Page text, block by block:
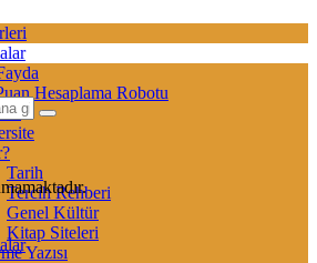
Hesaplama Robotu
Tarih
Tercih Rehberi
Genel Kültür
Kitap Siteleri
Yazısı